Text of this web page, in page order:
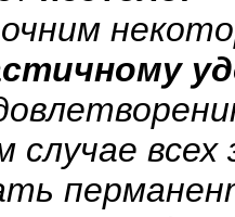
случае